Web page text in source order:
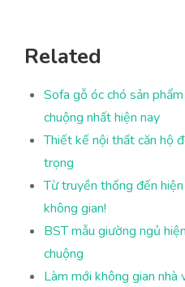
Related
Sofa gỗ óc chó sản
chuộng nhất hiện nay
Thiết kế nội thất căn hộ
trọng
Từ truyền thống đến
không gian!
BST mẫu giường ngủ
chuộng
Làm mới không gian nhà